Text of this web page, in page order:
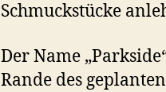
Schmuckstücke
Der Name
Rande des